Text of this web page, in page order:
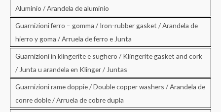
Aluminio / Arandela de aluminio
Guarnizioni ferro – gomma / Iron-rubber gasket / Arandela de
hierro y goma / Arruela de ferro e Junta
Guarnizioni in klingerite e sughero / Klingerite gasket and cork
/ Junta u arandela en Klinger / Juntas
Guarnizioni rame doppie / Double copper washers / Arandela de
conre doble / Arruela de cobre dupla